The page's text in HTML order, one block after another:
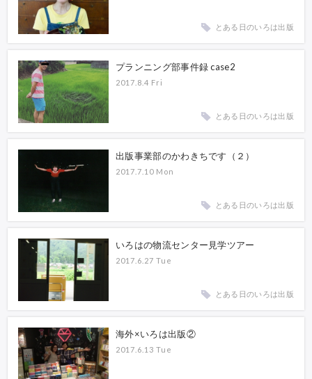
とある日のいろは出版
プランニング部事件録 case2
2017.8.4 Fri
とある日のいろは出版
出版事業部のかわきちです（２）
2017.7.10 Mon
とある日のいろは出版
いろはの物流センター見学ツアー
2017.6.27 Tue
とある日のいろは出版
海外×いろは出版②
2017.6.13 Tue